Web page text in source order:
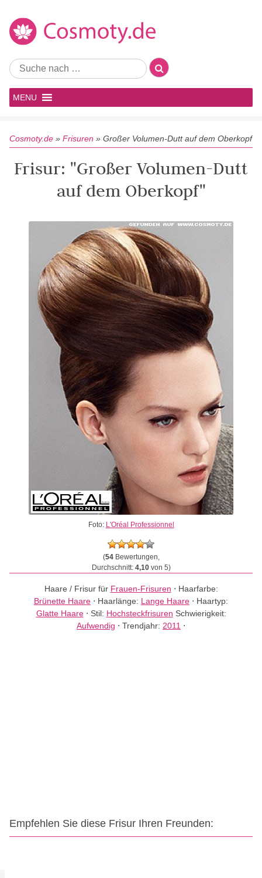
MENU
Cosmoty.de » Frisuren » Großer Volumen-Dutt auf dem Oberkopf
Frisur: "Großer Volumen-Dutt
auf dem Oberkopf"
Foto: L'Oréal Professionnel
(54Bewertungen,
Durchschnitt: 4,10von 5)
Haare / Frisur für Frauen-Frisuren ⋅ Haarfarbe:
Brünette Haare ⋅ Haarlänge: Lange Haare ⋅ Haartyp:
Glatte Haare⋅ Stil: Hochsteckfrisuren Schwierigkeit:
Aufwendig ⋅ Trendjahr: 2011 ⋅
Empfehlen Sie diese Frisur Ihren Freunden: